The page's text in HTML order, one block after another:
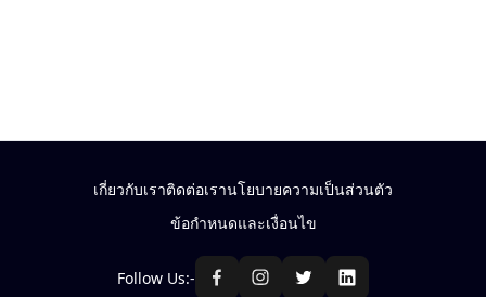
เกี่ยวกับเราติดต่อเรานโยบายความเป็นส่วนตัว
ข้อกำหนดและเงื่อนไข
Follow Us:-